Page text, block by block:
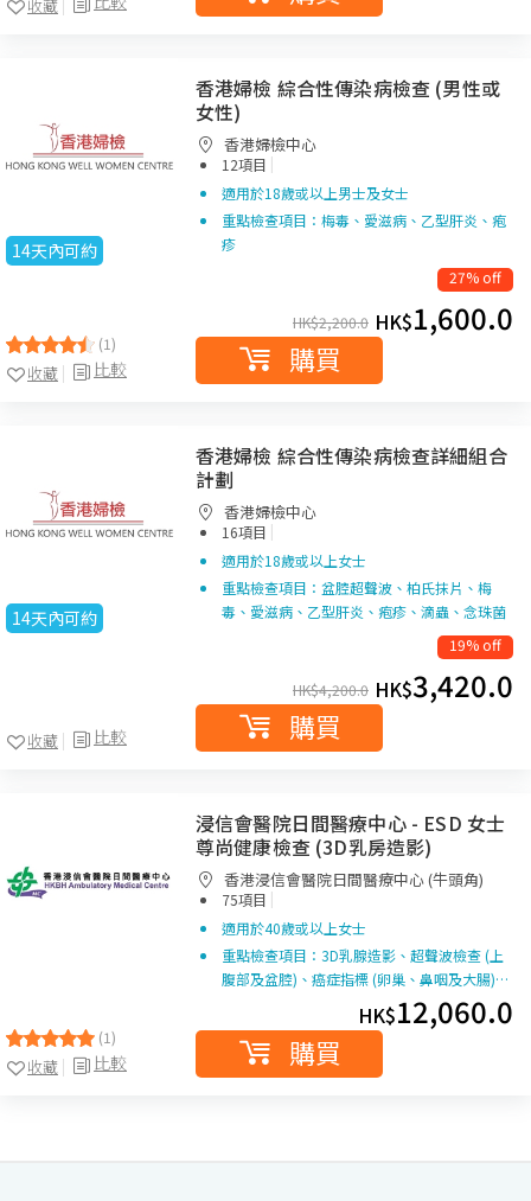
收藏
14天內可約
(1)
比較
收藏
香港婦檢 綜合性傳染病檢查 (男性或
女性)
香港婦檢中心
12項目 |
適用於18歲或以上男士及女士
重點檢查項目：梅毒、愛滋病、乙型肝炎、疱
疹
27% off
HK$2,200.0 HK$1,600.0
購買
14天內可約
比較
收藏
香港婦檢 綜合性傳染病檢查詳細組合
計劃
香港婦檢中心
16項目 |
適用於18歲或以上女士
重點檢查項目：盆腔超聲波、柏氏抹片、梅
毒、愛滋病、乙型肝炎、疱疹、滴蟲、念珠菌
19% off
HK$4,200.0 HK$3,420.0
購買
(1)
比較
收藏
浸信會醫院日間醫療中心 - ESD 女士
尊尚健康檢查 (3D乳房造影)
香港浸信會醫院日間醫療中心 (牛頭角)
75項目 |
適用於40歲或以上女士
重點檢查項目：3D乳腺造影、超聲波檢查 (上
腹部及盆腔)、癌症指標 (卵巢、鼻咽及大腸)…
HK$12,060.0
購買